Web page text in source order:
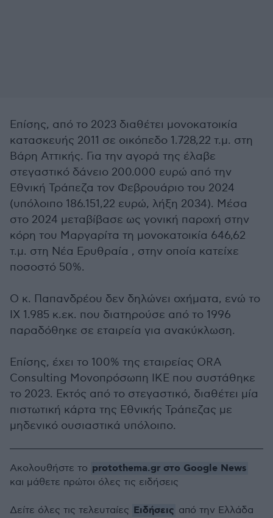
Επίσης, από το 2023 διαθέτει μονοκατοικία
κατασκευής 2011 σε οικόπεδο 1.728,22 τ.μ. στη
Βάρη Αττικής. Για την αγορά της έλαβε
στεγαστικό δάνειο 200.000 ευρώ από την
Εθνική Τράπεζα τον Φεβρουάριο του 2024
(υπόλοιπο 186.151,22 ευρώ, λήξη 2034). Μέσα
στο 2024 μεταβίβασε ως γονική παροχή στην
κόρη του Μαργαρίτα τη μονοκατοικία 646,62
τ.μ. στη Νέα Ερυθραία , στην οποία κατείχε
ποσοστό 50%.
Ο κ. Παπανδρέου δεν δηλώνει οχήματα, ενώ το
ΙΧ 1.985 κ.εκ. που διατηρούσε από το 1996
παραδόθηκε σε εταιρεία για ανακύκλωση.
Επίσης, έχει το 100% της εταιρείας ORA
Consulting Μονοπρόσωπη ΙΚΕ που συστάθηκε
το 2023. Εκτός από το στεγαστικό, διαθέτει μία
πιστωτική κάρτα της Εθνικής Τράπεζας με
μηδενικό ουσιαστικά υπόλοιπο.
Ακολουθήστε το protothema.gr στο Google News
και μάθετε πρώτοι όλες τις ειδήσεις
Δείτε όλες τις τελευταίες Ειδήσεις από την Ελλάδα